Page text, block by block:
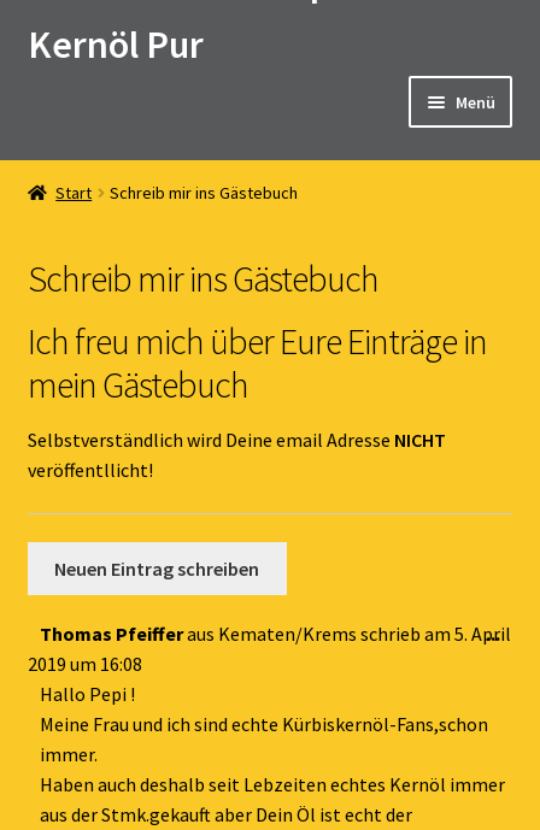
Kernöl Pur
Menü
Home
Kernöl Pepi
Übers Kernöl
Kontakt
Gästebuch
Start Schreib mir ins Gästebuch
Schreib mir ins Gästebuch
Ich freu mich über Eure Einträge in
mein Gästebuch
Selbstverständlich wird Deine email Adresse NICHT
veröffentllicht!
Thomas Pfeifferaus Kematen/Krems schrieb am 5. April
2019 um 16:08
Hallo Pepi !
Meine Frau und ich sind echte Kürbiskernöl-Fans,schon
immer.
Haben auch deshalb seit Lebzeiten echtes Kernöl immer
aus der Stmk.gekauft aber Dein Öl ist echt der
...